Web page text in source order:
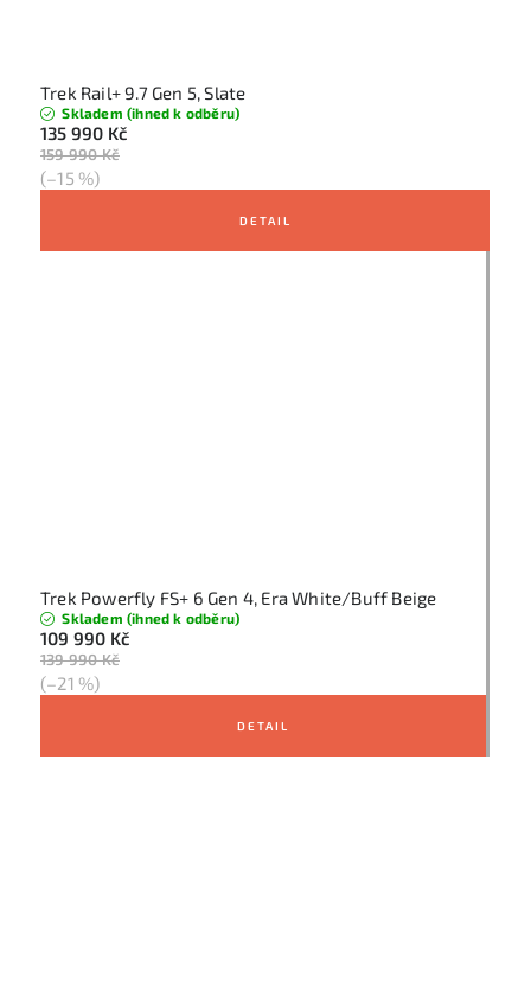
Trek Rail+ 9.7 Gen 5, Slate
Skladem (ihned k odběru)
135 990 Kč
159 990 Kč
(–15 %)
Trek Powerfly FS+ 6 Gen 4, Era White/Buff Beige
Skladem (ihned k odběru)
109 990 Kč
139 990 Kč
(–21 %)